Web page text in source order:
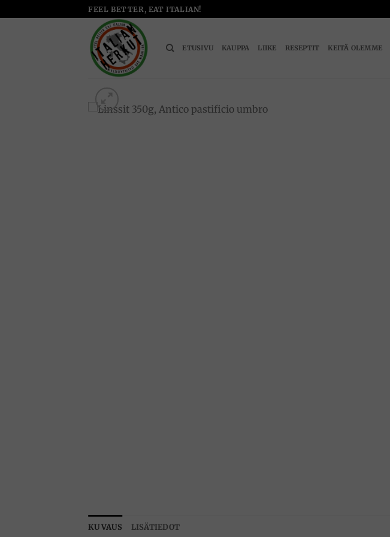
to
FEEL BETTER, EAT ITALIAN!
ETUSIVU KAUPPA LIIKE RESEPTIT KEITÄ OLEMME
KUVAUS LISÄTIEDOT